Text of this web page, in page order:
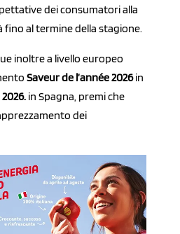
dei consumatori alla
fino al termine della stagione.
inoltre a livello europeo
Saveur de l’année 2026in
in Spagna, premi che
dei